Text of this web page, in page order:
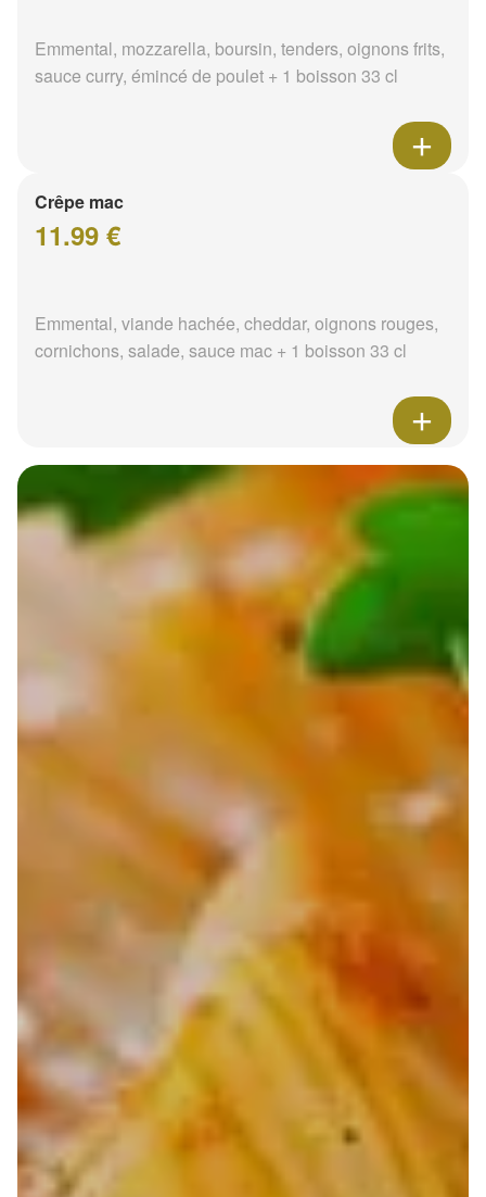
Emmental, mozzarella, boursin, tenders, oignons frits,
sauce curry, émincé de poulet + 1 boisson 33 cl
Crêpe mac
11.99 €
Emmental, viande hachée, cheddar, oignons rouges,
cornichons, salade, sauce mac + 1 boisson 33 cl